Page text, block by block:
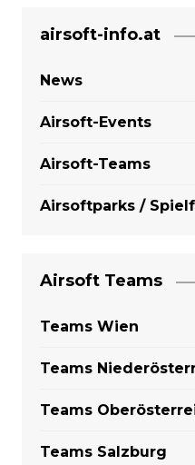
airsoft-info.at
News
Airsoft-Events
Airsoft-Teams
Airsoftparks /
Airsoft Teams
Teams Wien
Teams
Teams
Teams Salzburg